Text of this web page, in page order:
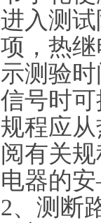
进入测
项，热
示测验
信号时
规程应
阅有关
电器的
2、测断